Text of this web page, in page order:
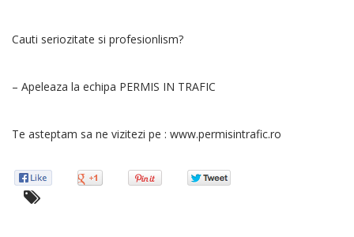
Cauti seriozitate si profesionlism?
– Apeleaza la echipa PERMIS IN TRAFIC
Te asteptam sa ne vizitezi pe : www.permisintrafic.ro